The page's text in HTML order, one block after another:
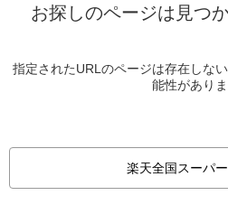
お探しのページは見つ
指定されたURLのページは存在しな
能性がありま
楽天全国スーパ